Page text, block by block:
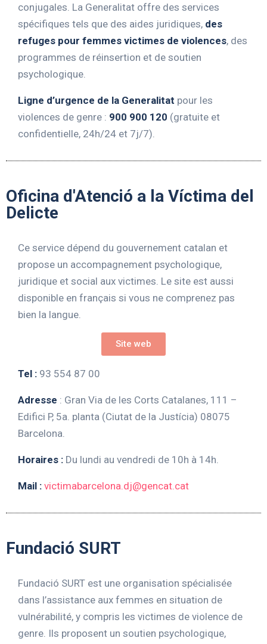
conjugales. La Generalitat offre des services
spécifiques tels que des aides juridiques, des
refuges pour femmes victimes de violences, des
programmes de réinsertion et de soutien
psychologique.
Ligne d’urgence de la Generalitat pour les
violences de genre : 900 900 120 (gratuite et
confidentielle, 24h/24 et 7j/7).
Oficina d'Atenció a la Víctima del
Delicte
Ce service dépend du gouvernement catalan et
propose un accompagnement psychologique,
juridique et social aux victimes. Le site est aussi
disponible en français si vous ne comprenez pas
bien la langue.
Site web
Tel : 93 554 87 00
Adresse : Gran Via de les Corts Catalanes, 111 –
Edifici P, 5a. planta (Ciutat de la Justícia) 08075
Barcelona.
Horaires : Du lundi au vendredi de 10h à 14h.
Mail : victimabarcelona.dj@gencat.cat
Fundació SURT
Fundació SURT est une organisation spécialisée
dans l’assistance aux femmes en situation de
vulnérabilité, y compris les victimes de violence de
genre. Ils proposent un soutien psychologique,